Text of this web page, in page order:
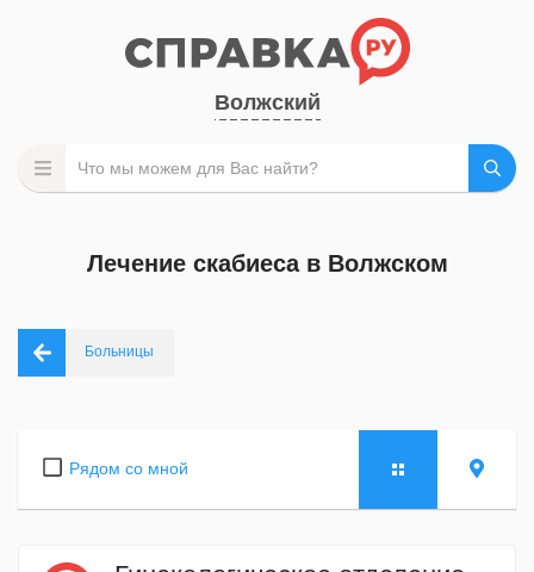
Волжский
Лечение скабиеса в Волжском
Больницы
Рядом со мной